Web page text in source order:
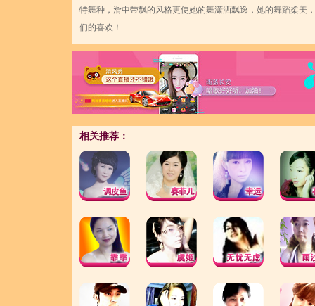
特舞种，滑中带飘的风格更使她的舞潇洒飘逸，她的舞蹈柔美
们的喜欢！
相关推荐：